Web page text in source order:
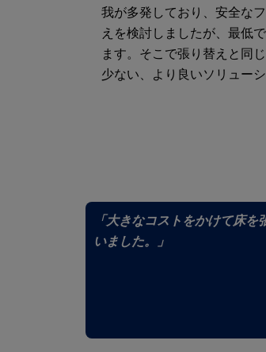
我が多発しており、安全な
えを検討しましたが、最低
ます。そこで張り替えと同
少ない、より良いソリュー
「大きなコストをかけて床
いました。」